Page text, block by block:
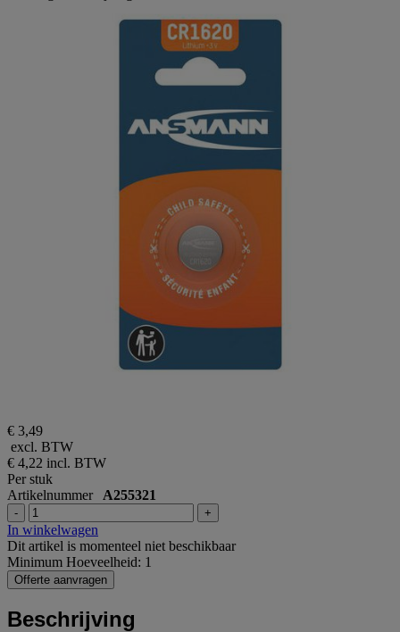
€ 3,49
excl. BTW
€ 4,22 incl. BTW
Per stuk
Artikelnummer A255321
- +
In winkelwagen
Dit artikel is momenteel niet beschikbaar
Minimum Hoeveelheid: 1
Offerte aanvragen
Beschrijving